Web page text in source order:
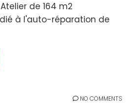
de 164 m2
à l'auto-réparation de
NO COMMENTS